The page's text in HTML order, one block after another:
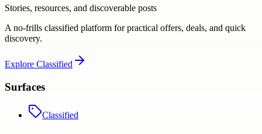
Stories, resources, and discoverable posts
A no-frills classified platform for practical offers, deals, and quick
discovery.
Explore Classified
Surfaces
Classified